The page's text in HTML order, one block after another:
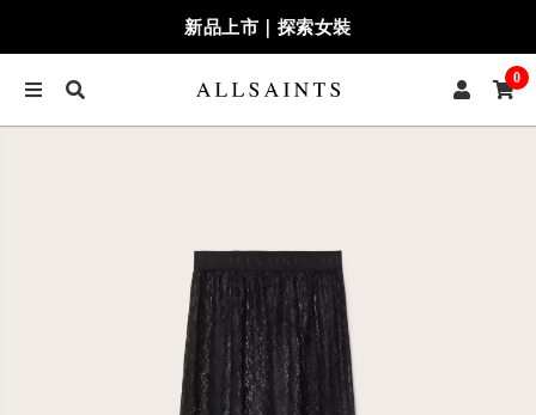
新品上市｜探索女裝
0